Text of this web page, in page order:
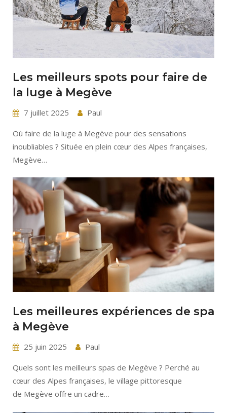
Les meilleurs spots pour faire de
la luge à Megève
7 juillet 2025 Paul
Où faire de la luge à Megève pour des sensations
inoubliables ? Située en plein cœur des Alpes françaises,
Megève…
Les meilleures expériences de spa
à Megève
25 juin 2025 Paul
Quels sont les meilleurs spas de Megève ? Perché au
cœur des Alpes françaises, le village pittoresque
de Megève offre un cadre…